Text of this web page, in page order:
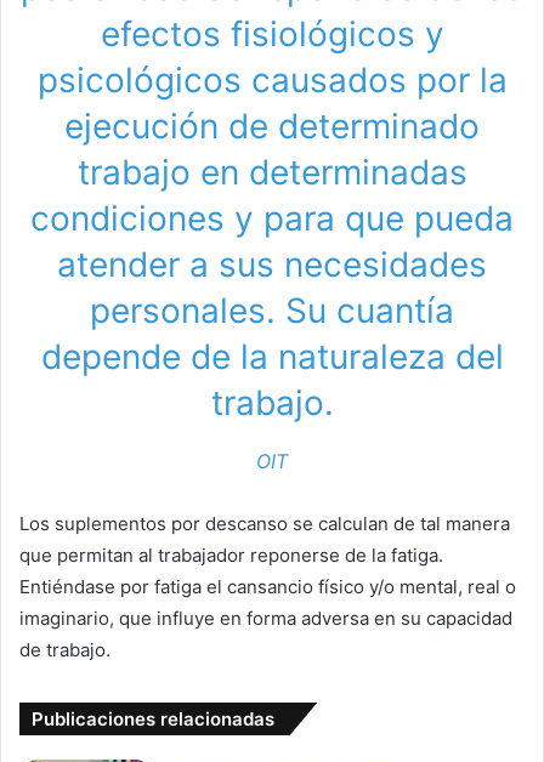
efectos fisiológicos y
psicológicos causados por la
ejecución de determinado
trabajo en determinadas
condiciones y para que pueda
atender a sus necesidades
personales. Su cuantía
depende de la naturaleza del
trabajo.
OIT
Los suplementos por descanso se calculan de tal manera
que permitan al trabajador reponerse de la fatiga.
Entiéndase por fatiga el cansancio físico y/o mental, real o
imaginario, que influye en forma adversa en su capacidad
de trabajo.
Publicaciones relacionadas